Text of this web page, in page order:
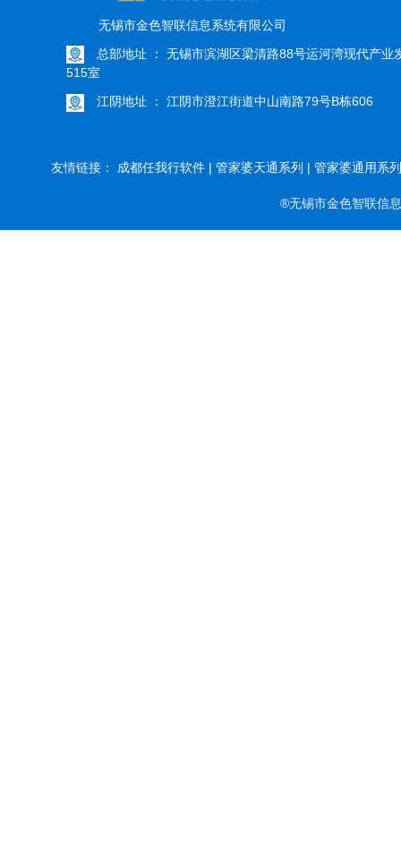
无锡市金色智联信息系统有限公司
总部地址 ： 无锡市滨湖区梁清路88号运河湾现代产业
515室
江阴地址 ： 江阴市澄江街道中山南路79号B栋606
友情链接： 成都任我行软件 | 管家婆天通系列 | 管家婆通用系
®无锡市金色智联信